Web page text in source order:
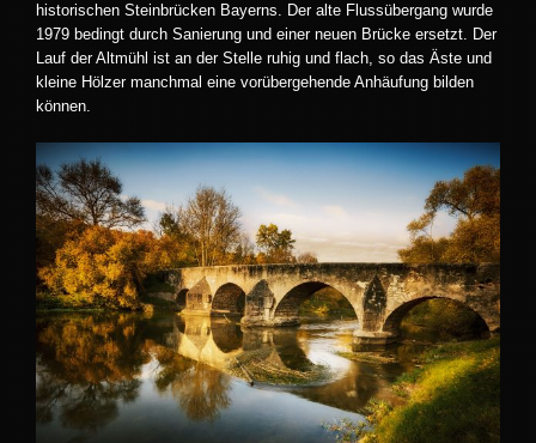
historischen Steinbrücken Bayerns. Der alte Flussübergang wurde
1979 bedingt durch Sanierung und einer neuen Brücke ersetzt. Der
Lauf der Altmühl ist an der Stelle ruhig und flach, so das Äste und
kleine Hölzer manchmal eine vorübergehende Anhäufung bilden
können.